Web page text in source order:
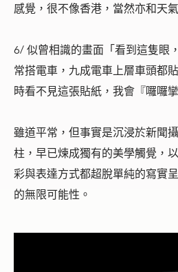
感覺，很不像香港，當然亦和天氣
6/ 似曾相識的畫面「看到這隻眼
常搭電車，九成電車上層車頭都
時看不見這張貼紙，我會『囉囉攣
雖道平常，但事實是沉浸於新聞
柱，早已煉成獨有的美學觸覺，
彩與表達方式都超脫單純的寫實
的無限可能性。